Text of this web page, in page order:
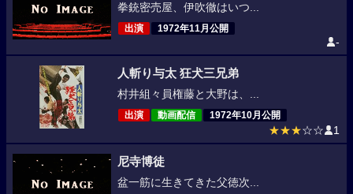
拳銃密売屋、伊吹徹はいつ...
出演 1972年11月公開
-
人斬り与太 狂犬三兄弟
村井組々員権藤と大野は、...
出演 動画配信 1972年10月公開
★★★☆☆ 1
尼寺博徒
盆一筋に生きてきた父徳次...